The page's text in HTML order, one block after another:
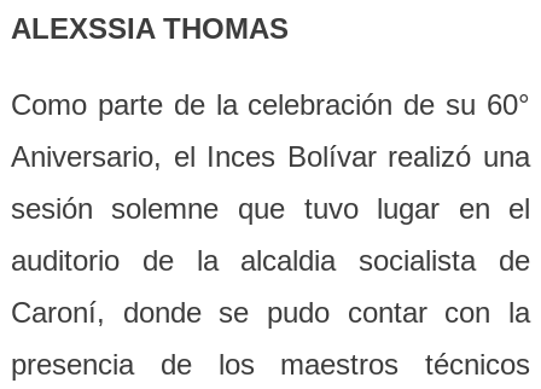
ALEXSSIA THOMAS
Como parte de la celebración de su 60°
Aniversario, el Inces Bolívar realizó una
sesión solemne que tuvo lugar en el
auditorio de la alcaldia socialista de
Caroní, donde se pudo contar con la
presencia de los maestros técnicos